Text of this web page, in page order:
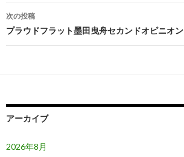
ナ
ビ
ゲ
ー
ョ
次の投稿
プラウドフラット墨田曳舟セカンドオピニオン
アーカイブ
2026年8月